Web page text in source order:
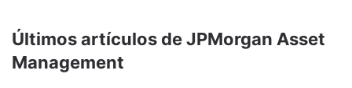
Últimos artículos de JPMorgan Asset
Management